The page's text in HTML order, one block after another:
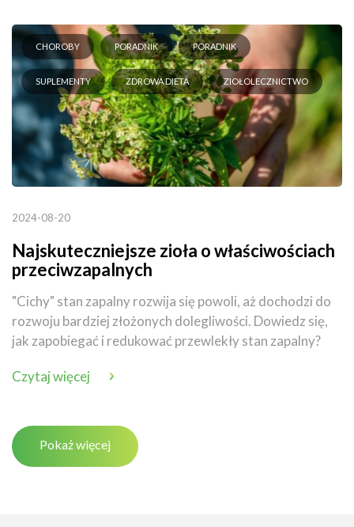
CHOROBY PORADNIK PORADNIK
SUPLEMENTY ZDROWA DIETA ZIOŁOLECZNICTWO
2024-08-20
Najskuteczniejsze zioła o właściwościach
przeciwzapalnych
"Cichy" stan zapalny rozwija się powoli, aż dochodzi do
rozwoju bardziej złożonych dolegliwości. Dowiedz się,
jak zapobiegać i redukować przewlekły stan zapalny?
Czytaj więcej
Pokaż więcej